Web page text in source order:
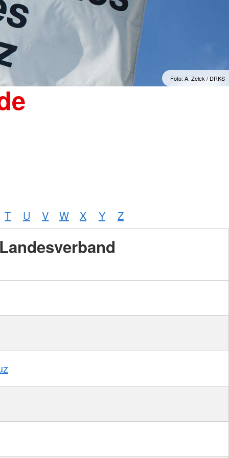
erwachsene Zuwanderer
Gesonderte Beratung und
Betreuung
Suchdienst
Foto: A. Zelck / DRKS
T U V W X Y Z